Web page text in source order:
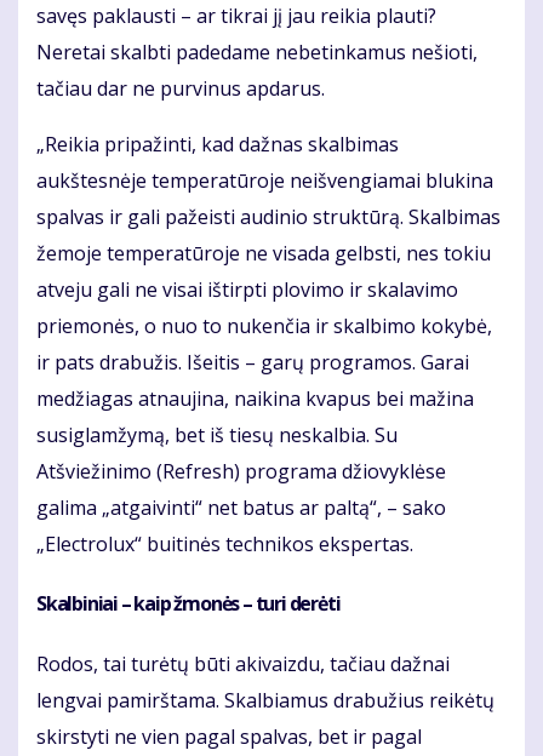
savęs paklausti – ar tikrai jį jau reikia plauti?
Neretai skalbti padedame nebetinkamus nešioti,
tačiau dar ne purvinus apdarus.
„Reikia pripažinti, kad dažnas skalbimas
aukštesnėje temperatūroje neišvengiamai blukina
spalvas ir gali pažeisti audinio struktūrą. Skalbimas
žemoje temperatūroje ne visada gelbsti, nes tokiu
atveju gali ne visai ištirpti plovimo ir skalavimo
priemonės, o nuo to nukenčia ir skalbimo kokybė,
ir pats drabužis. Išeitis – garų programos. Garai
medžiagas atnaujina, naikina kvapus bei mažina
susiglamžymą, bet iš tiesų neskalbia. Su
Atšviežinimo (Refresh) programa džiovyklėse
galima „atgaivinti“ net batus ar paltą“, – sako
„Electrolux“ buitinės technikos ekspertas.
Skalbiniai – kaip žmonės – turi derėti
Rodos, tai turėtų būti akivaizdu, tačiau dažnai
lengvai pamirštama. Skalbiamus drabužius reikėtų
skirstyti ne vien pagal spalvas, bet ir pagal